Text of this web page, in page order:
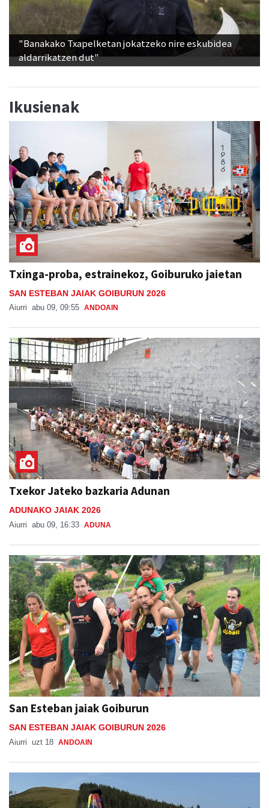
"Banakako Txapelketan jokatzeko nire eskubidea
aldarrikatzen dut"
Ikusienak
Txinga-proba, estrainekoz, Goiburuko jaietan
SAN ESTEBAN JAIAK GOIBURUN 2026
Aiurri abu 09, 09:55 ANDOAIN
Txekor Jateko bazkaria Adunan
ADUNAKO JAIAK 2026
Aiurri abu 09, 16:33 ADUNA
San Esteban jaiak Goiburun
SAN ESTEBAN JAIAK GOIBURUN 2026
Aiurri uzt 18 ANDOAIN